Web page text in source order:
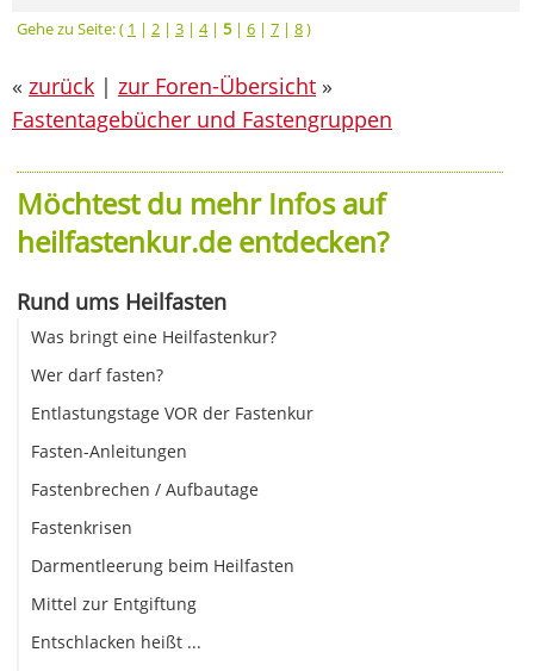
Gehe zu Seite: ( 1 | 2 | 3 | 4| 5| 6 | 7 | 8)
« zurück | zur Foren-Übersicht »
Fastentagebücher und Fastengruppen
Möchtest du mehr Infos auf
heilfastenkur.de entdecken?
Rund ums Heilfasten
Was bringt eine Heilfastenkur?
Wer darf fasten?
Entlastungstage VOR der Fastenkur
Fasten-Anleitungen
Fastenbrechen / Aufbautage
Fastenkrisen
Darmentleerung beim Heilfasten
Mittel zur Entgiftung
Entschlacken heißt ...